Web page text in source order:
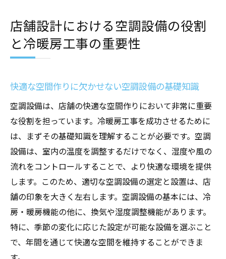
法
顧客満足度を高めるための空調設備配置の
最適化
地域特性を考慮した空調設備のカスタマイ
ズ
理想的な温度環境を実現する最新の空調設備技
術
新しい空調技術が店舗設計に与える影響
省エネと快適性を両立する最新の空調シス
テム
スマート空調技術による温度管理の効率化
最新技術を用いた四季対応型空調設備の導
入
店舗設計における空調設備の役割
と冷暖房工事の重要性
快適な空間作りに欠かせない空調設備の基礎知識
空調設備は、店舗の快適な空間作りにおいて非常に重要
な役割を担っています。冷暖房工事を成功させるために
は、まずその基礎知識を理解することが必要です。空調
設備は、室内の温度を調整するだけでなく、湿度や風の
流れをコントロールすることで、より快適な環境を提供
します。このため、適切な空調設備の選定と設置は、店
舗の印象を大きく左右します。空調設備の基本には、冷
房・暖房機能の他に、換気や湿度調整機能があります。
特に、季節の変化に応じた設定が可能な設備を選ぶこと
で、年間を通じて快適な空間を維持することができま